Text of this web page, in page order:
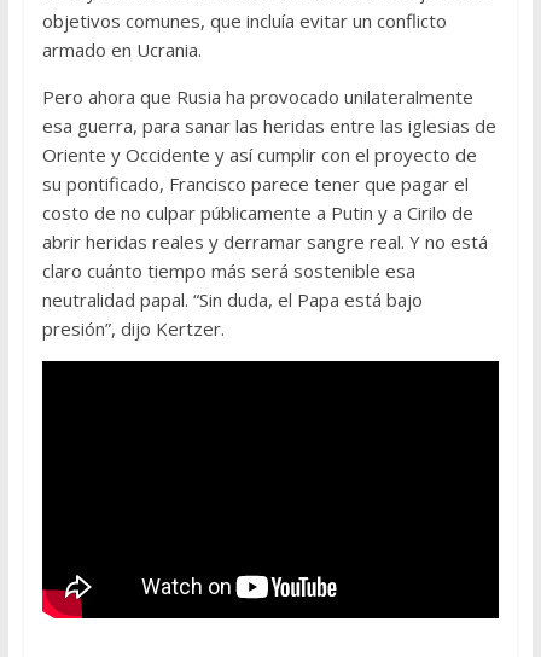
objetivos comunes, que incluía evitar un conflicto
armado en Ucrania.
Pero ahora que Rusia ha provocado unilateralmente
esa guerra, para sanar las heridas entre las iglesias de
Oriente y Occidente y así cumplir con el proyecto de
su pontificado, Francisco parece tener que pagar el
costo de no culpar públicamente a Putin y a Cirilo de
abrir heridas reales y derramar sangre real. Y no está
claro cuánto tiempo más será sostenible esa
neutralidad papal. “Sin duda, el Papa está bajo
presión”, dijo Kertzer.